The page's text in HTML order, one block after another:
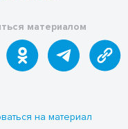
материалом
на материал